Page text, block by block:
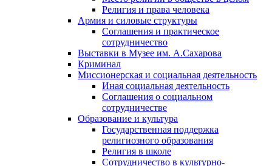
Религия и права человека
Армия и силовые структуры
Соглашения и практическое
сотрудничество
Выставки в Музее им. А.Сахарова
Криминал
Миссионерская и социальная деятельность
Иная социальная деятельность
Соглашения о социальном
сотрудничестве
Образование и культура
Государственная поддержка
религиозного образования
Религия в школе
Сотрудничество в культурно-